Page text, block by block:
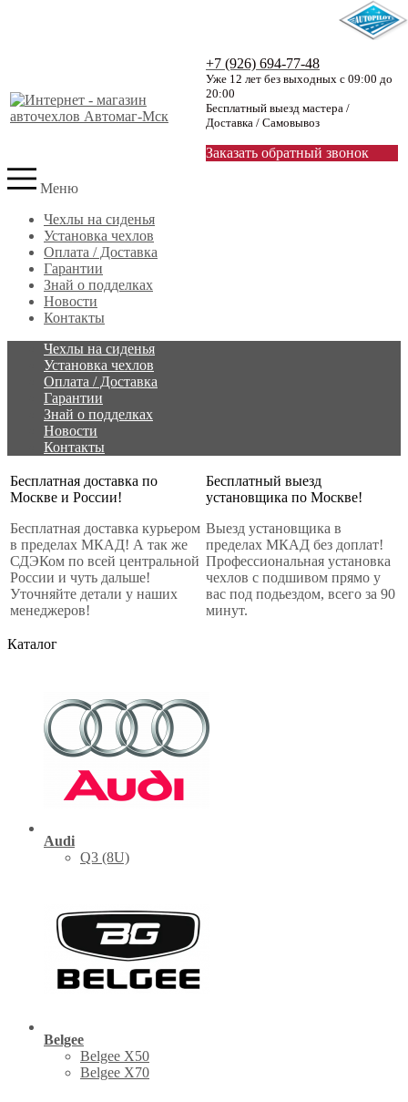
+7 (926) 694-77-48
Уже 12 лет без выходных с 09:00 до
20:00
Бесплатный выезд мастера /
Доставка / Самовывоз
Заказать обратный звонок
Меню
Чехлы на сиденья
Установка чехлов
Оплата / Доставка
Гарантии
Знай о подделках
Новости
Контакты
Чехлы на сиденья
Установка чехлов
Оплата / Доставка
Гарантии
Знай о подделках
Новости
Контакты
Бесплатная доставка по
Москве и России!
Бесплатная доставка курьером
в пределах МКАД! А так же
СДЭКом по всей центральной
России и чуть дальше!
Уточняйте детали у наших
менеджеров!
Бесплатный выезд
установщика по Москве!
Выезд установщика в
пределах МКАД без доплат!
Профессиональная установка
чехлов с подшивом прямо у
вас под подьездом, всего за 90
минут.
Каталог
Audi
Q3 (8U)
Belgee
Belgee X50
Belgee X70